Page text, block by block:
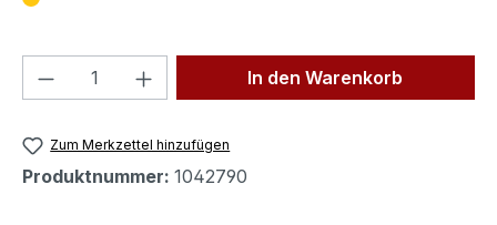
Produkt Anzahl: Gib denIn den Warenkorb
Zum Merkzettel hinzufügen
Produktnummer: 1042790